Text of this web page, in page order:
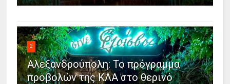
2
Αλεξανδρούπολη: Το πρόγραμμα
προβολών της ΚΛΑ στο θερινό